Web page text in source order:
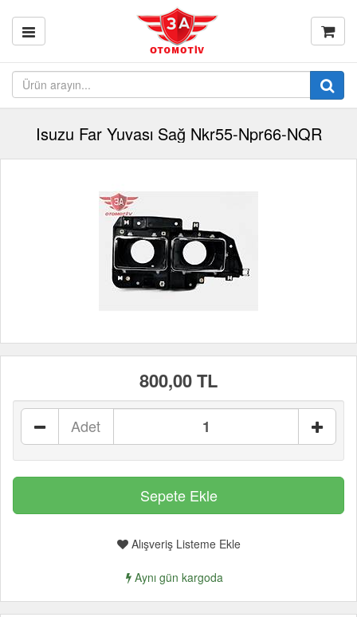
Isuzu Far Yuvası Sağ Nkr55-Npr66-NQR
800,00 TL
Adet
Alışveriş Listeme Ekle
Aynı gün kargoda